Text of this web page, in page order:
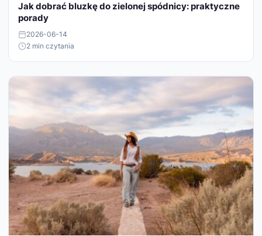
Jak dobrać bluzkę do zielonej spódnicy: praktyczne
porady
2026-06-14
2 min czytania